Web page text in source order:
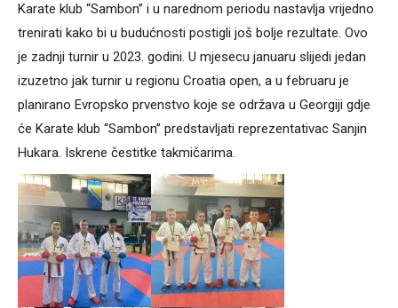
Karate klub “Sambon” i u narednom periodu nastavlja vrijedno
trenirati kako bi u budućnosti postigli još bolje rezultate. Ovo
je zadnji turnir u 2023. godini. U mjesecu januaru slijedi jedan
izuzetno jak turnir u regionu Croatia open, a u februaru je
planirano Evropsko prvenstvo koje se održava u Georgiji gdje
će Karate klub “Sambon” predstavljati reprezentativac Sanjin
Hukara. Iskrene čestitke takmičarima.